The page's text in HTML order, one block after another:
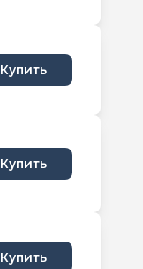
Купить
Купить
Купить